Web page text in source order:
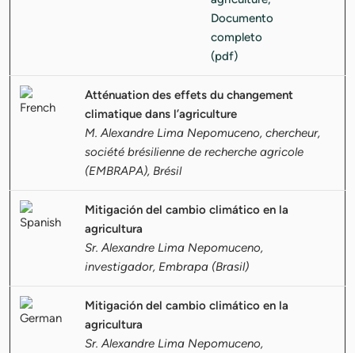
Atténuation des effets du changement
climatique dans l’agriculture
M. Alexandre Lima Nepomuceno, chercheur,
société brésilienne de recherche agricole
(EMBRAPA), Brésil
Mitigación del cambio climático en la
agricultura
Sr. Alexandre Lima Nepomuceno,
investigador, Embrapa (Brasil)
Mitigación del cambio climático en la
agricultura
Sr. Alexandre Lima Nepomuceno,